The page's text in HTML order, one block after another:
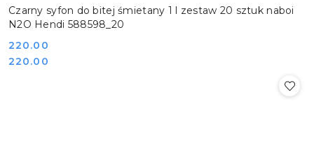
Czarny syfon do bitej śmietany 1 l zestaw 20 sztuk naboi
N2O Hendi 588598_20
Cena:
220.00
Cena:
220.00